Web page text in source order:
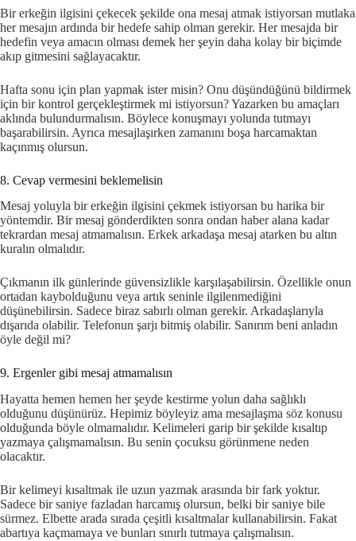
Bir erkeğin ilgisini çekecek şekilde ona mesaj atmak istiyorsan mutlaka
her mesajın ardında bir hedefe sahip olman gerekir. Her mesajda bir
hedefin veya amacın olması demek her şeyin daha kolay bir biçimde
akıp gitmesini sağlayacaktır.
Hafta sonu için plan yapmak ister misin? Onu düşündüğünü bildirmek
için bir kontrol gerçekleştirmek mi istiyorsun? Yazarken bu amaçları
aklında bulundurmalısın. Böylece konuşmayı yolunda tutmayı
başarabilirsin. Ayrıca mesajlaşırken zamanını boşa harcamaktan
kaçınmış olursun.
8. Cevap vermesini beklemelisin
Mesaj yoluyla bir erkeğin ilgisini çekmek istiyorsan bu harika bir
yöntemdir. Bir mesaj gönderdikten sonra ondan haber alana kadar
tekrardan mesaj atmamalısın. Erkek arkadaşa mesaj atarken bu altın
kuralın olmalıdır.
Çıkmanın ilk günlerinde güvensizlikle karşılaşabilirsin. Özellikle onun
ortadan kaybolduğunu veya artık seninle ilgilenmediğini
düşünebilirsin. Sadece biraz sabırlı olman gerekir. Arkadaşlarıyla
dışarıda olabilir. Telefonun şarjı bitmiş olabilir. Sanırım beni anladın
öyle değil mi?
9. Ergenler gibi mesaj atmamalısın
Hayatta hemen hemen her şeyde kestirme yolun daha sağlıklı
olduğunu düşünürüz. Hepimiz böyleyiz ama mesajlaşma söz konusu
olduğunda böyle olmamalıdır. Kelimeleri garip bir şekilde kısaltıp
yazmaya çalışmamalısın. Bu senin çocuksu görünmene neden
olacaktır.
Bir kelimeyi kısaltmak ile uzun yazmak arasında bir fark yoktur.
Sadece bir saniye fazladan harcamış olursun, belki bir saniye bile
sürmez. Elbette arada sırada çeşitli kısaltmalar kullanabilirsin. Fakat
abartıya kaçmamaya ve bunları sınırlı tutmaya çalışmalısın.